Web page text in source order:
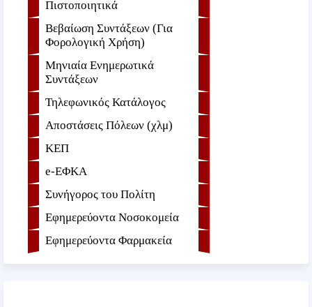
Πιστοποιητικά
Βεβαίωση Συντάξεων (Για
Φορολογική Χρήση)
Μηνιαία Ενημερωτικά
Συντάξεων
Τηλεφωνικός Κατάλογος
Αποστάσεις Πόλεων (χλμ)
ΚΕΠ
e-ΕΦKA
Συνήγορος του Πολίτη
Εφημερεύοντα Νοσοκομεία
Εφημερεύοντα Φαρμακεία